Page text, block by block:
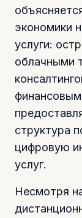
экономики
услуги:
облачными
структура
цифровую
услуг.
Несмотря